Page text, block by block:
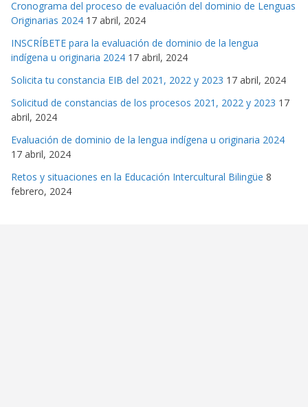
Cronograma del proceso de evaluación del dominio de Lenguas
Originarias 2024 17 abril, 2024
INSCRÍBETE para la evaluación de dominio de la lengua
indígena u originaria 2024 17 abril, 2024
Solicita tu constancia EIB del 2021, 2022 y 2023 17 abril, 2024
Solicitud de constancias de los procesos 2021, 2022 y 2023 17
abril, 2024
Evaluación de dominio de la lengua indígena u originaria 2024
17 abril, 2024
Retos y situaciones en la Educación Intercultural Bilingüe 8
febrero, 2024